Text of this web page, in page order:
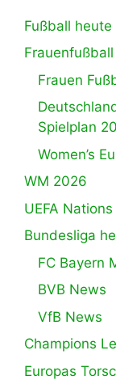
Fußball
Frauen
Spielplan
Women’s
WM 2026
UEFA
Bundesliga
FC Bayern
BVB News
VfB News
Champions
Europas